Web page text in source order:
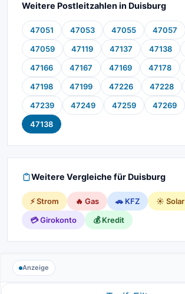
Weitere Postleitzahlen in Duisburg
47051 47053 47055 47057
47059
47119 47137 47138
47166
47167 47169 47178
47198
47199 47226 47228
47239
47249 47259 47269
47138
Weitere Vergleiche für Duisburg
⚡ Strom 🔥 Gas 🚗 KFZ
☀️ Solar
💳 Girokonto
💰 Kredit
Anzeige